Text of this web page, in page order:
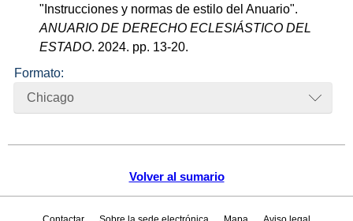
Volver al sumario
"Instrucciones y normas de estilo del Anuario".
ANUARIO DE DERECHO ECLESIÁSTICO DEL
ESTADO. 2024. pp. 13-20.
Formato:
Chicago